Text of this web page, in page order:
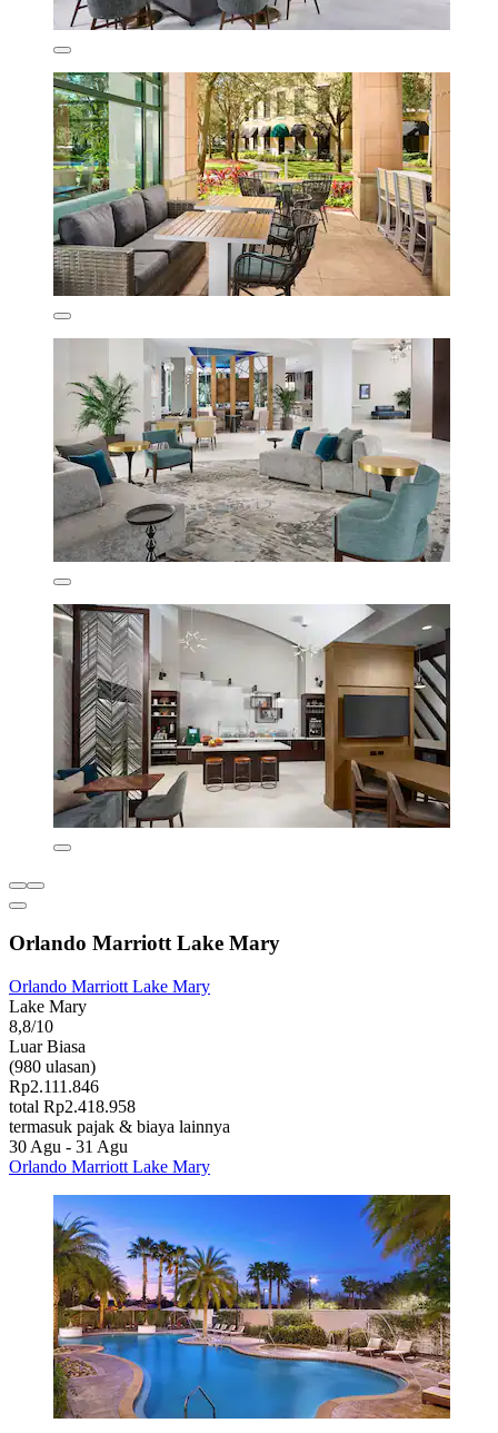
Orlando Marriott Lake Mary
Orlando Marriott Lake Mary
Lake Mary
8,8/10
Luar Biasa
(980 ulasan)
Rp2.111.846
total Rp2.418.958
termasuk pajak & biaya lainnya
30 Agu - 31 Agu
Orlando Marriott Lake Mary